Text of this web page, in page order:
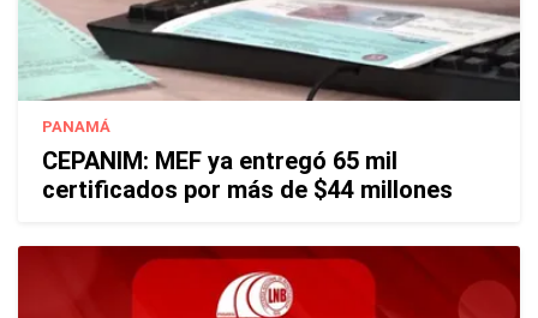
PANAMÁ
CEPANIM: MEF ya entregó 65 mil
certificados por más de $44 millones